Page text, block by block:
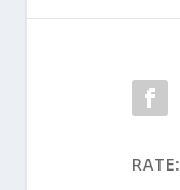
RATE: